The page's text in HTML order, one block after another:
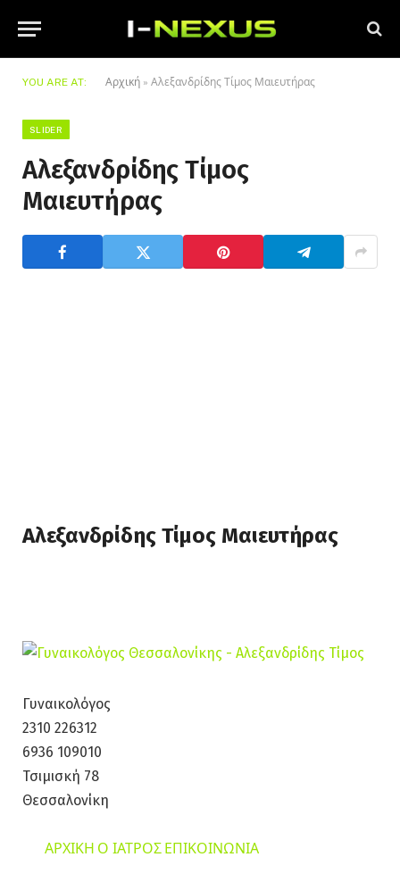
YOU ARE AT: Αρχική » Αλεξανδρίδης Τίμος Μαιευτήρας
SLIDER
Αλεξανδρίδης Τίμος
Μαιευτήρας
Αλεξανδρίδης Τίμος Μαιευτήρας
Γυναικολόγος
2310 226312
6936 109010
Τσιμισκή 78
Θεσσαλονίκη
ΑΡΧΙΚΗ Ο ΙΑΤΡΟΣ ΕΠΙΚΟΙΝΩΝΙΑ